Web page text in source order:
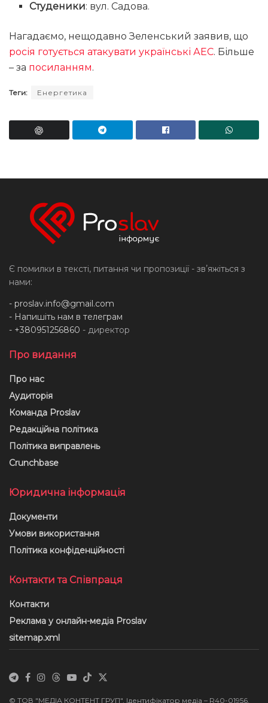
Студеники: вул. Садова.
Нагадаємо, нещодавно Зеленський заявив, що
росія готується атакувати українські АЕС. Більше
– за посиланням.
Теги: Енергетика
Є помилки в тексті, питання чи пропозиції - звʼяжіться з
нами:
- proslav.info@gmail.com
- Напишіть нам в телеграм
- +380951256860 - директор
Про видання
Про нас
Аудиторія
Команда Proslav
Редакційна політика
Політика виправлень
Crunchbase
Юридична інформація
Документи
Умови використання
Політика конфіденційності
Контакти та Співпраця
Контакти
Реклама у онлайн-медіа Proslav
sitemap.xml
© ТОВ "МЕДІА КОНТЕНТ ГРУП", Ідентифікатор медіа – R40-01956,